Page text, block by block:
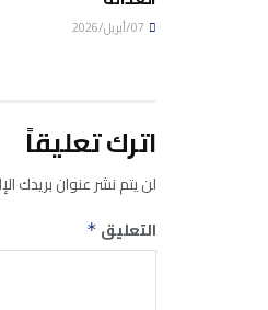
اترك تعليقاً
لن يتم نشر عنوان بريدك
التعليق *